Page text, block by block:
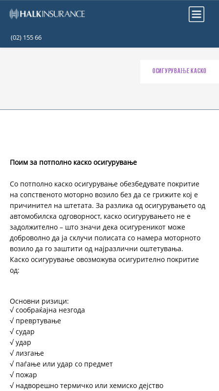
ЗА
ИНФОРМАЦИИ
ФИЛИЈАЛИ
ШТЕТИ
Е-
ПОЛИСА
(02) 155 66
ОСИГУРУВАЊЕ КАСКО
Поим за потполно каско осигурување
Со потполно каско осигурување обезбедувате покритие
на сопственото моторно возило без да се грижите кој е
причинител на штетата. За разлика од осигурувањето од
автомобилска одговорност, каско осигурувањето не е
задолжително – што значи дека осигуреникот може
доброволно да ја склучи полисата со намера моторното
возило да го заштити од најразлични оштетувања.
Каско осигурување овозможува осигурително покритие
од:
Основни ризици:
√ сообраќајна незгода
√ превртување
√ судар
√ удар
√ лизгање
√ паѓање или удар со предмет
√ пожар
√ надворешно термичко или хемиско дејство